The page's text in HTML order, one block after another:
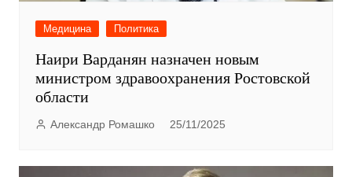
Медицина Политика
Наири Варданян назначен новым
министром здравоохранения Ростовской
области
Александр Ромашко 25/11/2025